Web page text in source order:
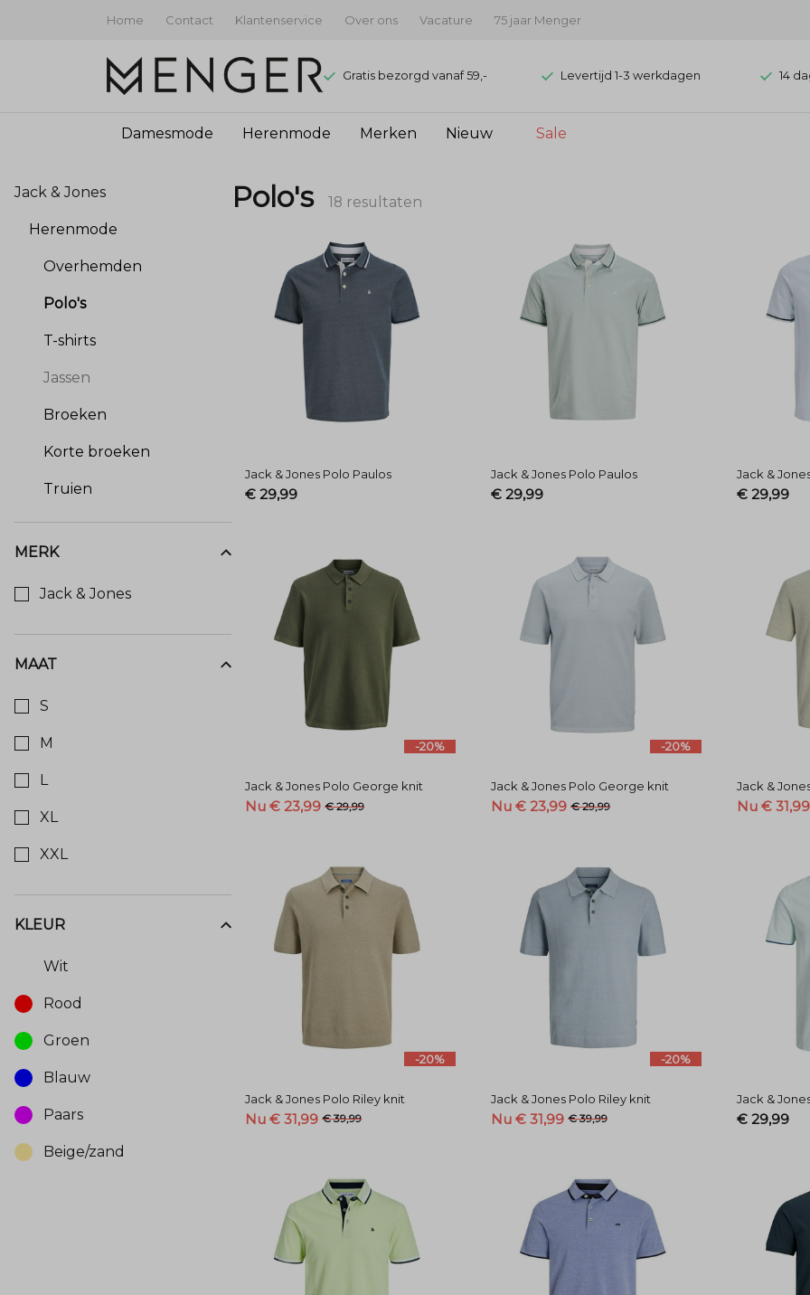
Home Contact Klantenservice Over ons Vacature 75 jaar Menger
Gratis bezorgd vanaf 59,- Levertijd 1-3 werkdagen 14
Damesmode Herenmode Merken Nieuw Sale
Polo's
Menger
Mode
Jack & Jones
Herenmode
Overhemden
Polo's
T-shirts
Jassen
Broeken
Korte broeken
Truien
MERK
Jack & Jones
MAAT
S
M
L
XL
XXL
KLEUR
Wit
Rood
Groen
Blauw
Paars
Beige/zand
Polo's 18 resultaten
Jack & Jones Polo Paulos
€ 29,99
Jack & Jones Polo Paulos
€ 29,99
Jack &
€ 29,99
-20%
Jack & Jones Polo George knit
Nu € 23,99 € 29,99
-20%
Jack & Jones Polo George knit
Nu € 23,99 € 29,99
Jack &
Nu € 31,99
-20%
Jack & Jones Polo Riley knit
Nu € 31,99 € 39,99
-20%
Jack & Jones Polo Riley knit
Nu € 31,99 € 39,99
Jack &
€ 29,99